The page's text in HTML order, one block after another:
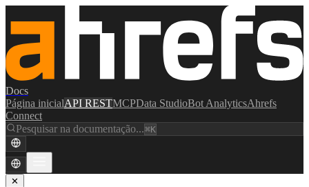
Docs
Página inicialAPI RESTMCPData StudioBot AnalyticsAhrefs
Connect
Pesquisar na documentação...⌘K
✕